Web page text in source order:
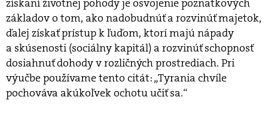
získaní životnej pohody je osvojenie poznatkových
základov o tom, ako nadobudnúť a rozvinúť majetok,
ďalej získať prístup k ľuďom, ktorí majú nápady
a skúsenosti (sociálny kapitál) a rozvinúť schopnosť
dosiahnuť dohody v rozličných prostrediach. Pri
výučbe používame tento citát: „Tyrania chvíle
pochováva akúkoľvek ochotu učiť sa.“